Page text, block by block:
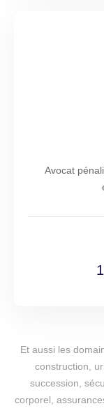
Avocat
Et aussi les
construction,
succession,
corporel,